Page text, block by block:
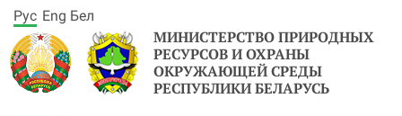
МИНИСТЕРСТВО ПРИРОДНЫХ
РЕСУРСОВ И ОХРАНЫ
ОКРУЖАЮЩЕЙ СРЕДЫ
РЕСПУБЛИКИ БЕЛАРУСЬ
Рус Eng Бел